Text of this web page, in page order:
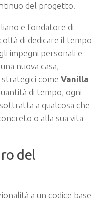
del progetto.
e fondatore di
di dedicare il tempo
impegni personali e
nuova casa,
strategici come Vanilla
di tempo, ogni
a qualcosa che
o alla sua vita
del
a un codice base